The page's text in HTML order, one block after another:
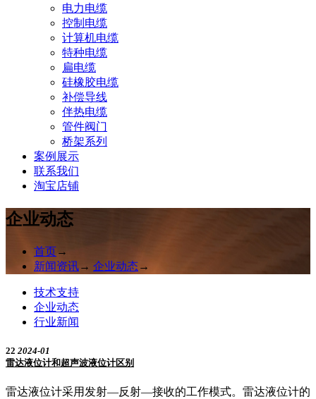
电力电缆
控制电缆
计算机电缆
特种电缆
扁电缆
硅橡胶电缆
补偿导线
伴热电缆
管件阀门
桥架系列
案例展示
联系我们
淘宝店铺
企业动态
首页→
新闻资讯→ 企业动态→
技术支持
企业动态
行业新闻
22 2024-01
雷达液位计和超声波液位计区别
雷达液位计采用发射—反射—接收的工作模式。雷达液位计的